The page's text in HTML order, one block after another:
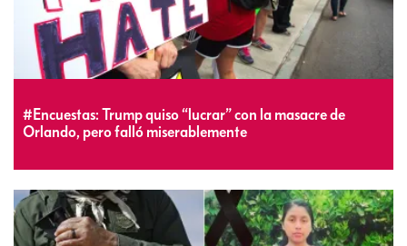
#Encuestas: Trump quiso “lucrar” con la masacre de
Orlando, pero falló miserablemente